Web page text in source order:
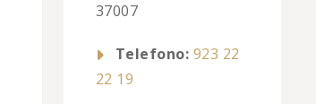
37007
Telefono: 923 22
22 19